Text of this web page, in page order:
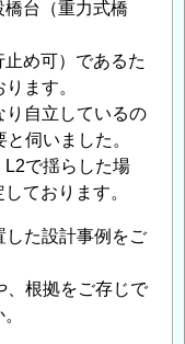
台（重力式橋
め可）であるた
ます。
り自立しているの
伺いました。
で揺らした場
ております。
した設計事例をご
、根拠をご存じで